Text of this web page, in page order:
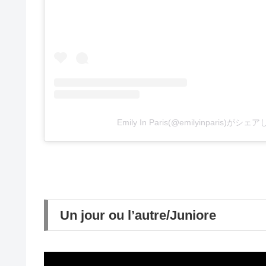
Emily In Paris(@emilyinparis)がシェア
Un jour ou l’autre/Juniore